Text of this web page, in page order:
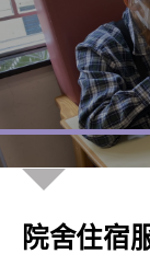
院舍住宿